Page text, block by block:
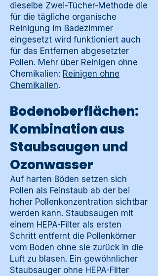
dieselbe Zwei-Tücher-Methode die
für die tägliche organische
Reinigung im Badezimmer
eingesetzt wird funktioniert auch
für das Entfernen abgesetzter
Pollen. Mehr über Reinigen ohne
Chemikalien: Reinigen ohne
Chemikalien.
Bodenoberflächen:
Kombination aus
Staubsaugen und
Ozonwasser
Auf harten Böden setzen sich
Pollen als Feinstaub ab der bei
hoher Pollenkonzentration sichtbar
werden kann. Staubsaugen mit
einem HEPA-Filter als ersten
Schritt entfernt die Pollenkörner
vom Boden ohne sie zurück in die
Luft zu blasen. Ein gewöhnlicher
Staubsauger ohne HEPA-Filter